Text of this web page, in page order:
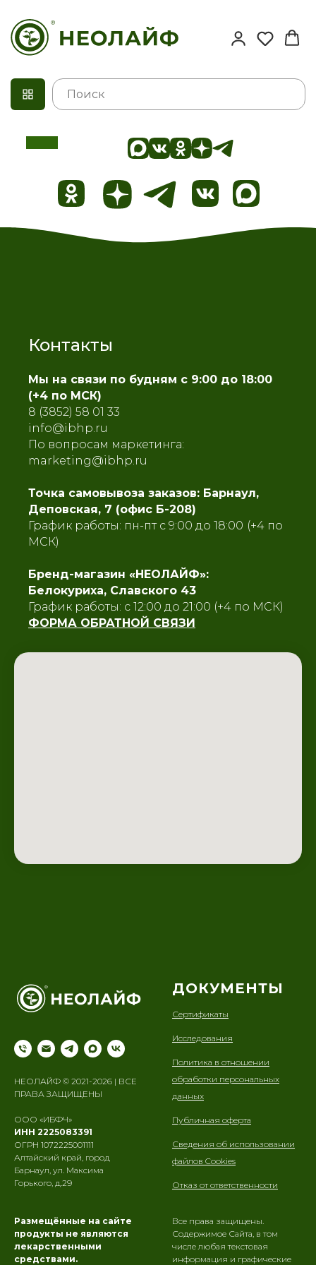
Контакты
Мы на связи по будням с 9:00 до 18:00
(+4 по МСК)
8 (3852) 58 01 33
info@ibhp.ru
По вопросам маркетинга:
marketing@ibhp.ru
Точка самовывоза заказов: Барнаул,
Деповская, 7 (офис Б-208)
График работы: пн-пт с 9:00 до 18:00 (+4 по
МСК)
Бренд-магазин «НЕОЛАЙФ»:
Белокуриха, Славского 43
График работы: с 12:00 до 21:00 (+4 по МСК)
ФОРМА ОБРАТНОЙ СВЯЗИ
НЕОЛАЙФ © 2021-2026 | ВСЕ
ПРАВА ЗАЩИЩЕНЫ
ООО «ИБФЧ»
ИНН 2225083391
ОГРН 1072225001111
Алтайский край, город
Барнаул, ул. Максима
Горького, д.29
ДОКУМЕНТЫ
Сертификаты
Исследования
Политика в отношении
обработки персональных
данных
Публичная оферта
Сведения об использовании
файлов Cookies
Отказ от ответственности
Размещённые на сайте
продукты не являются
лекарственными
средствами.
Все права защищены.
Содержимое Сайта, в том
числе любая текстовая
информация и графические